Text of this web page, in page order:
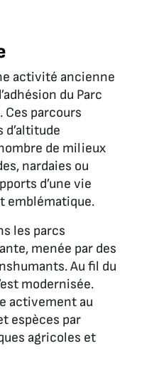
activité ancienne
du Parc
Ces parcours
d’altitude
de milieux
nardaies ou
d’une vie
emblématique.
les parcs
menée par des
Au fil du
modernisée.
activement au
espèces par
agricoles et